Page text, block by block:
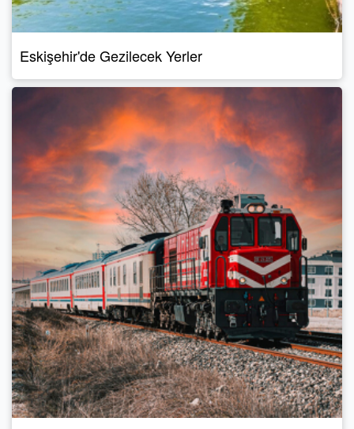
Eskişehir'de Gezilecek Yerler